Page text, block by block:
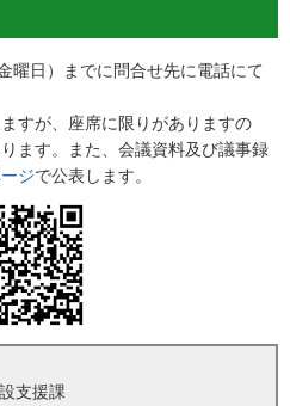
曜日）までに問合せ先に電話にて
すが、座席に限りがありますの
ます。また、会議資料及び議事録
ジで公表します。
支援課